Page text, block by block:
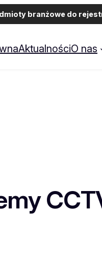
branżowe do
AktualnościO nas